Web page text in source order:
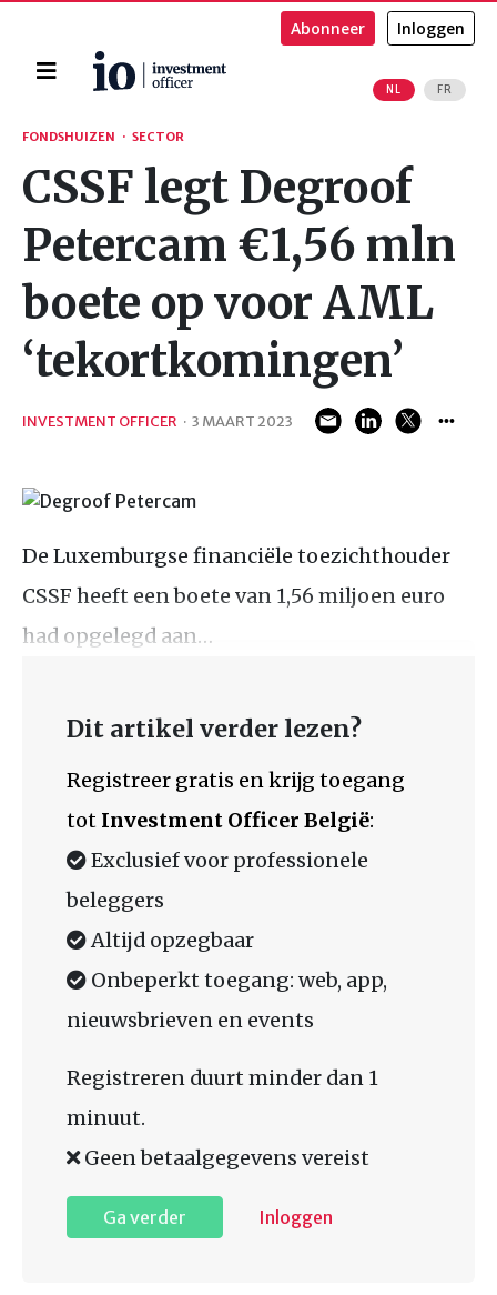
Home
NL FR
Abonneer Inloggen
Zoeken
FONDSHUIZEN · SECTOR
CSSF legt Degroof
Petercam €1,56 mln
boete op voor AML
‘tekortkomingen’
INVESTMENT OFFICER · 3 MAART 2023
De Luxemburgse financiële toezichthouder
CSSF heeft een boete van 1,56 miljoen euro
had opgelegd aan…
Dit artikel verder lezen?
Registreer gratis en krijg toegang
tot Investment Officer België:
Exclusief voor professionele
beleggers
Altijd opzegbaar
Onbeperkt toegang: web, app,
nieuwsbrieven en events
Registreren duurt minder dan 1
minuut.
Geen betaalgegevens vereist
Ga verder Inloggen